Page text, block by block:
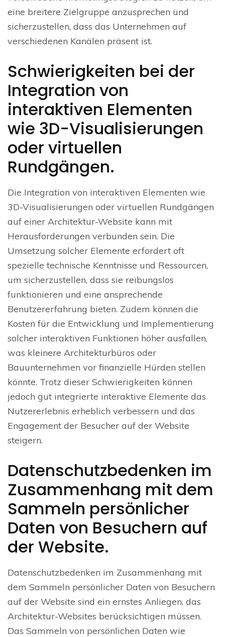
eine breitere Zielgruppe anzusprechen und
sicherzustellen, dass das Unternehmen auf
verschiedenen Kanälen präsent ist.
Schwierigkeiten bei der
Integration von
interaktiven Elementen
wie 3D-Visualisierungen
oder virtuellen
Rundgängen.
Die Integration von interaktiven Elementen wie
3D-Visualisierungen oder virtuellen Rundgängen
auf einer Architektur-Website kann mit
Herausforderungen verbunden sein. Die
Umsetzung solcher Elemente erfordert oft
spezielle technische Kenntnisse und Ressourcen,
um sicherzustellen, dass sie reibungslos
funktionieren und eine ansprechende
Benutzererfahrung bieten. Zudem können die
Kosten für die Entwicklung und Implementierung
solcher interaktiven Funktionen höher ausfallen,
was kleinere Architekturbüros oder
Bauunternehmen vor finanzielle Hürden stellen
könnte. Trotz dieser Schwierigkeiten können
jedoch gut integrierte interaktive Elemente das
Nutzererlebnis erheblich verbessern und das
Engagement der Besucher auf der Website
steigern.
Datenschutzbedenken im
Zusammenhang mit dem
Sammeln persönlicher
Daten von Besuchern auf
der Website.
Datenschutzbedenken im Zusammenhang mit
dem Sammeln persönlicher Daten von Besuchern
auf der Website sind ein ernstes Anliegen, das
Architektur-Websites berücksichtigen müssen.
Das Sammeln von persönlichen Daten wie